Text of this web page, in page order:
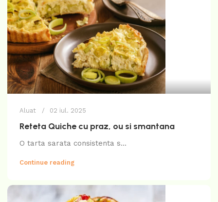
Aluat 02 iul. 2025
Reteta Quiche cu praz, ou si smantana
O tarta sarata consistenta s...
Continue reading